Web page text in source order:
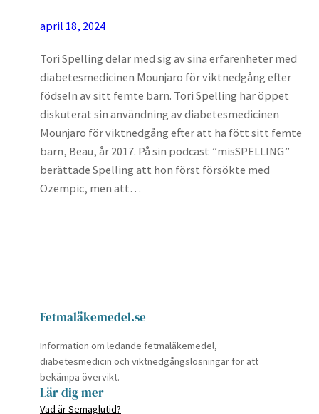
april 18, 2024
Tori Spelling delar med sig av sina erfarenheter med
diabetesmedicinen Mounjaro för viktnedgång efter
födseln av sitt femte barn. Tori Spelling har öppet
diskuterat sin användning av diabetesmedicinen
Mounjaro för viktnedgång efter att ha fött sitt femte
barn, Beau, år 2017. På sin podcast ”misSPELLING”
berättade Spelling att hon först försökte med
Ozempic, men att…
Fetmaläkemedel.se
Information om ledande fetmaläkemedel,
diabetesmedicin och viktnedgångslösningar för att
bekämpa övervikt.
Lär dig mer
Vad är Semaglutid?